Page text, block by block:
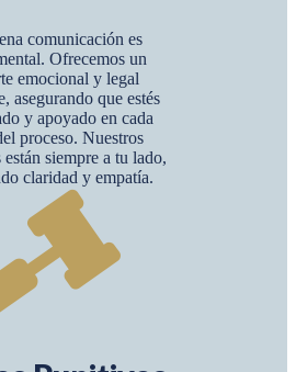
comunicación es
Ofrecemos un
emocional y legal
asegurando que estés
y apoyado en cada
proceso. Nuestros
están siempre a tu lado,
claridad y empatía.